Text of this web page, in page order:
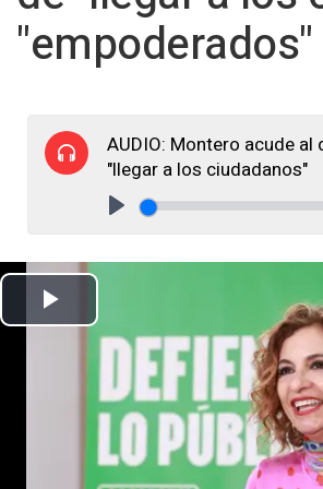
AUDIO: Montero acude al
"llegar a los ciudadanos"
La candidata a la Presidencia de la Junta de Andalucía y
sobre igualdad en Sevila. A 02 de
Europa Press Andalucía
Actualizado: lunes, 4 mayo 2026 12:54
SEVILLA 4 May. (EUROPA